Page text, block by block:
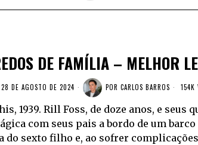
DE FAMÍLIA – MELHOR
28 DE AGOSTO DE 2024 POR CARLOS BARROS 154K
1939. Rill Foss, de doze anos, e
com seus pais a bordo de um
do sexto filho e, ao sofrer